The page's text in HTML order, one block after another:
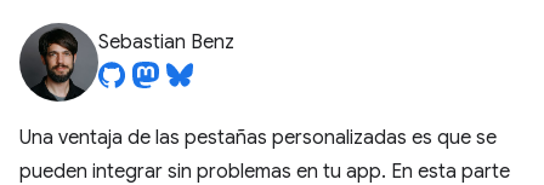
Sebastian Benz
Una ventaja de las pestañas personalizadas es que se
pueden integrar sin problemas en tu app. En esta parte